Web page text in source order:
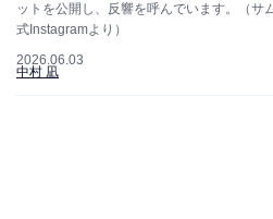
ットを公開し、反響を呼んでいます。（サ
式Instagramより）
2026.06.03
中村 凪